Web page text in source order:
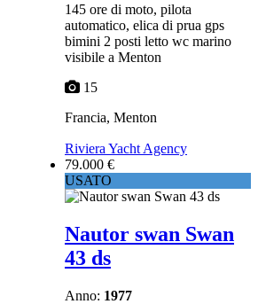
145 ore di moto, pilota
automatico, elica di prua gps
bimini 2 posti letto wc marino
visibile a Menton
15
Francia, Menton
Riviera Yacht Agency
79.000 €
USATO
Nautor swan Swan
43 ds
Anno: 1977